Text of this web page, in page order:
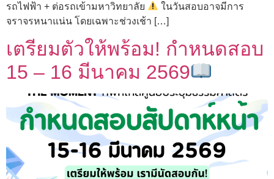
รถไฟฟ้า + ต่อรถเข้ามหาวิทยาลัย
ในวันสอบอาจมีการ
จราจรหนาแน่น โดยเฉพาะช่วงเช้า […]
เตรียมตัวให้พร้อม! กำหนดสอบ
15 – 16 มีนาคม 2569